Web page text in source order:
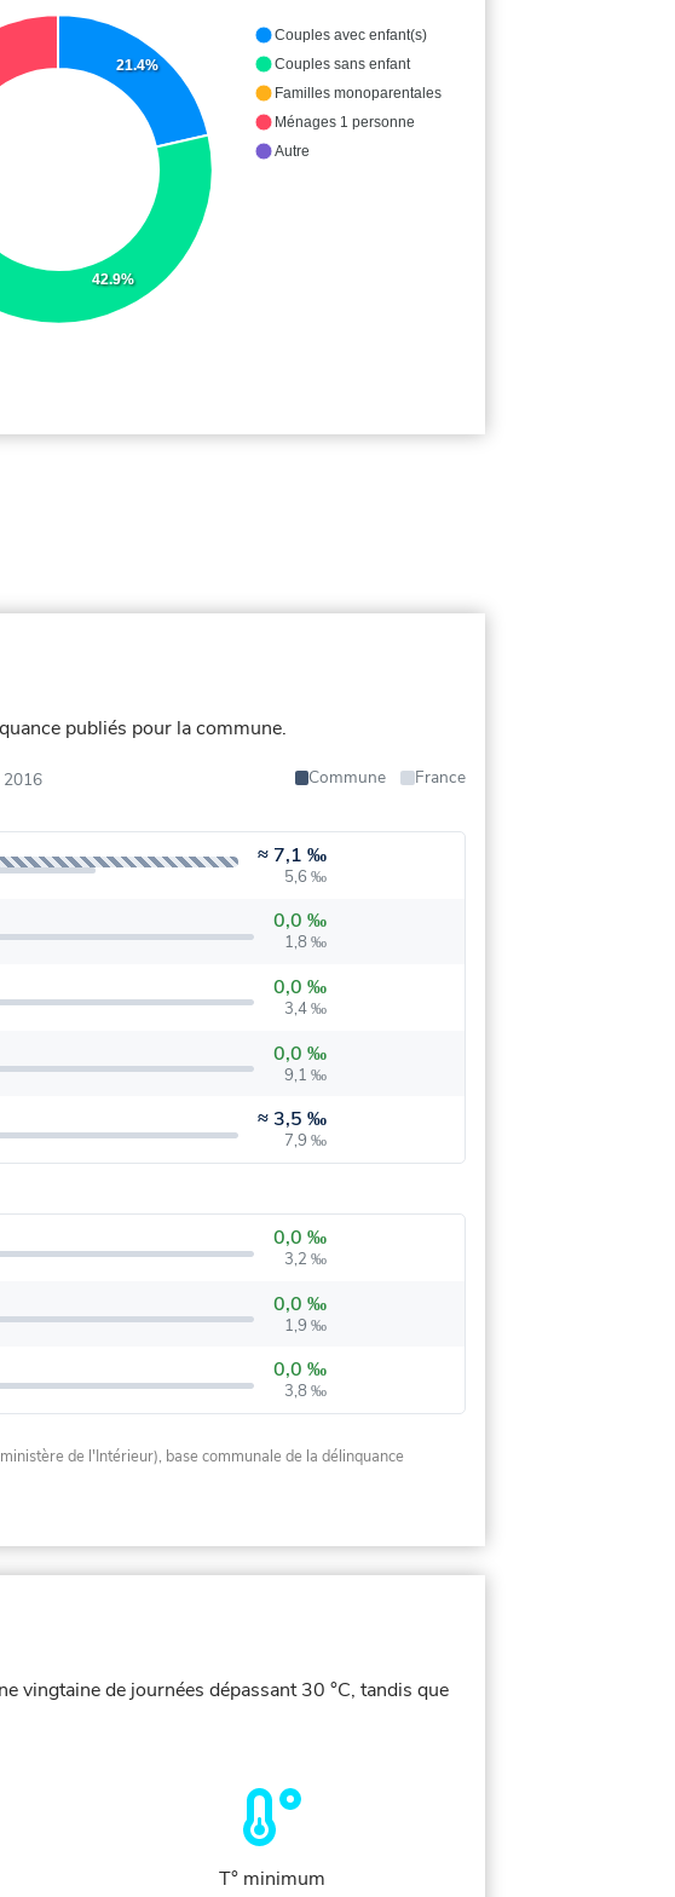
21.4%
42.9%
Couples avec enfant(s)
Couples sans enfant
Familles monoparentales
Ménages 1 personne
Autre
publiés pour la commune.
2016 Commune
France
≈ 7,1 ‰
5,6 ‰
0,0 ‰
1,8 ‰
0,0 ‰
3,4 ‰
0,0 ‰
9,1 ‰
≈ 3,5 ‰
7,9 ‰
0,0 ‰
3,2 ‰
0,0 ‰
1,9 ‰
0,0 ‰
3,8 ‰
de l'Intérieur), base communale de la délinquance
vingtaine de journées dépassant 30 °C, tandis que
T° minimum